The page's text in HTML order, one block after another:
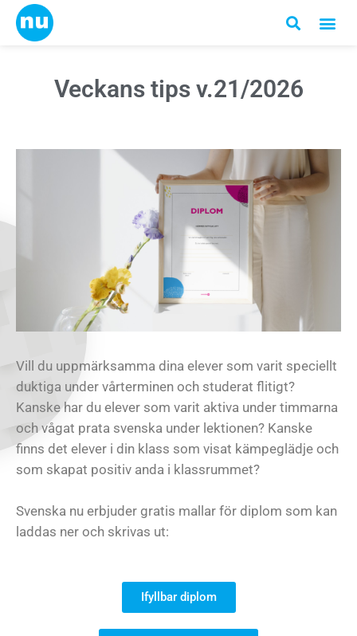
Veckans tips v.21/2026
Vill du uppmärksamma dina elever som varit speciellt
duktiga under vårterminen och studerat flitigt?
Kanske har du elever som varit aktiva under timmarna
och vågat prata svenska under lektionen? Kanske
finns det elever i din klass som visat kämpeglädje och
som skapat positiv anda i klassrummet?
Svenska nu erbjuder gratis mallar för diplom som kan
laddas ner och skrivas ut:
Ifyllbar diplom